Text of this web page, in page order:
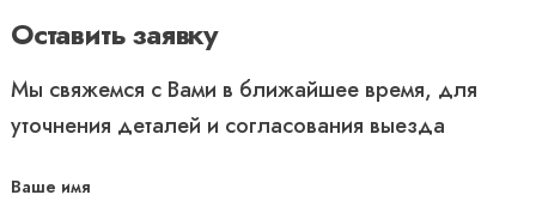
Оставить заявку
Мы свяжемся с Вами в ближайшее время, для
уточнения деталей и согласования выезда
Ваше имя